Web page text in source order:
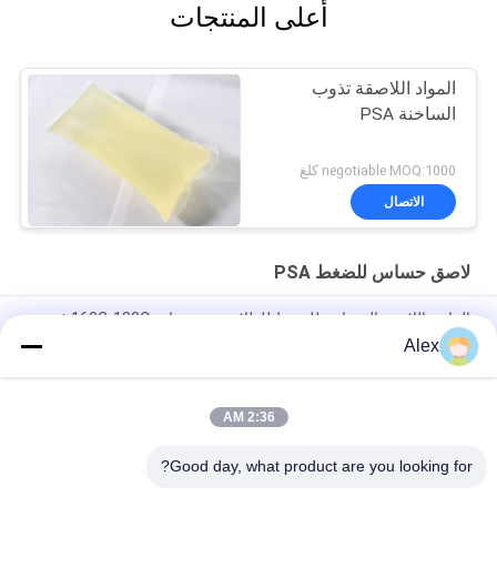
أعلى المنتجات
المواد اللاصقة تذوب
الساخنة PSA
negotiable MOQ:1000 كلغ
الاتصال
لاصق حساس للضغط PSA
الراتنج اللاصق الحساس للضغط للطلاء درجة حرارة 160C-180C في
شنغهاي
ذوبان الساخن PSA تصنيف الورق الملصقات الضغط الحساس اللاصق
Alex
2:36 AM
Good day, what product are you looking for?